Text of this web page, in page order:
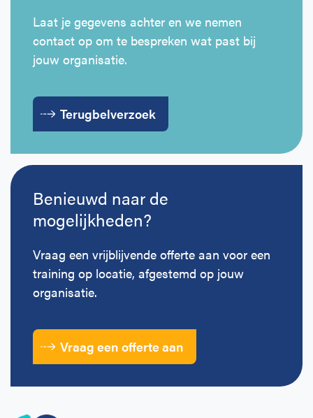
Laat je gegevens achter en we nemen
contact op om te bespreken wat past bij
jouw organisatie.
Terugbelverzoek
Benieuwd naar de
mogelijkheden?
Vraag een vrijblijvende offerte aan voor een
training op locatie, afgestemd op jouw
organisatie.
Vraag een offerte aan